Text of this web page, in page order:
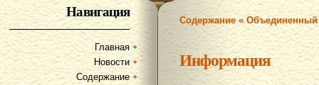
Навигация
Главная
Новости
Содержание
Содержание «
Информация